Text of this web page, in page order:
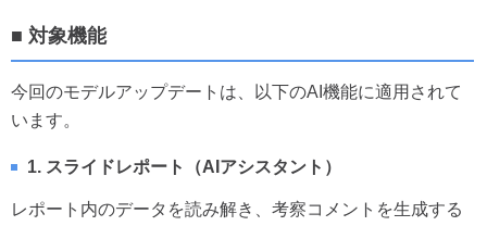
■ 対象機能
今回のモデルアップデートは、以下のAI機能に適用されて
います。
1. スライドレポート（AIアシスタント）
レポート内のデータを読み解き、考察コメントを生成する